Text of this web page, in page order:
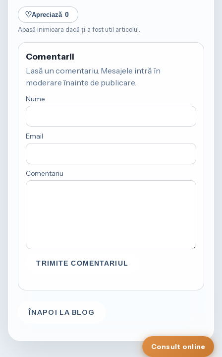
♡Apreciază 0
Apasă inimioara dacă ți-a fost util articolul.
Comentarii
Lasă un comentariu. Mesajele intră în
moderare înainte de publicare.
Nume
Email
Comentariu
TRIMITE COMENTARIUL
ÎNAPOI LA BLOG
Consult online